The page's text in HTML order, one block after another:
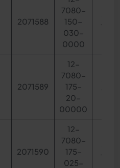
2071588
7080-
150-
030-
0000
10
2071589
12-
7080-
175-
20-
00000
2071590
12-
7080-
175-
025-
10